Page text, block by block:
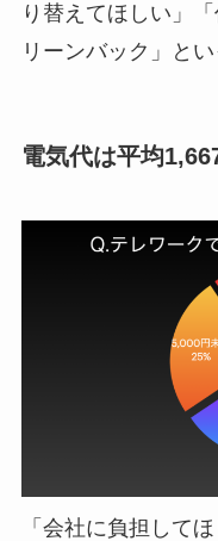
り替えてほしい」
リーンバック」とい
電気代は平均
「会社に負担して